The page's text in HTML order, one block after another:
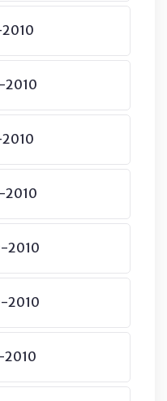
2010
2010
2010
2010
2010